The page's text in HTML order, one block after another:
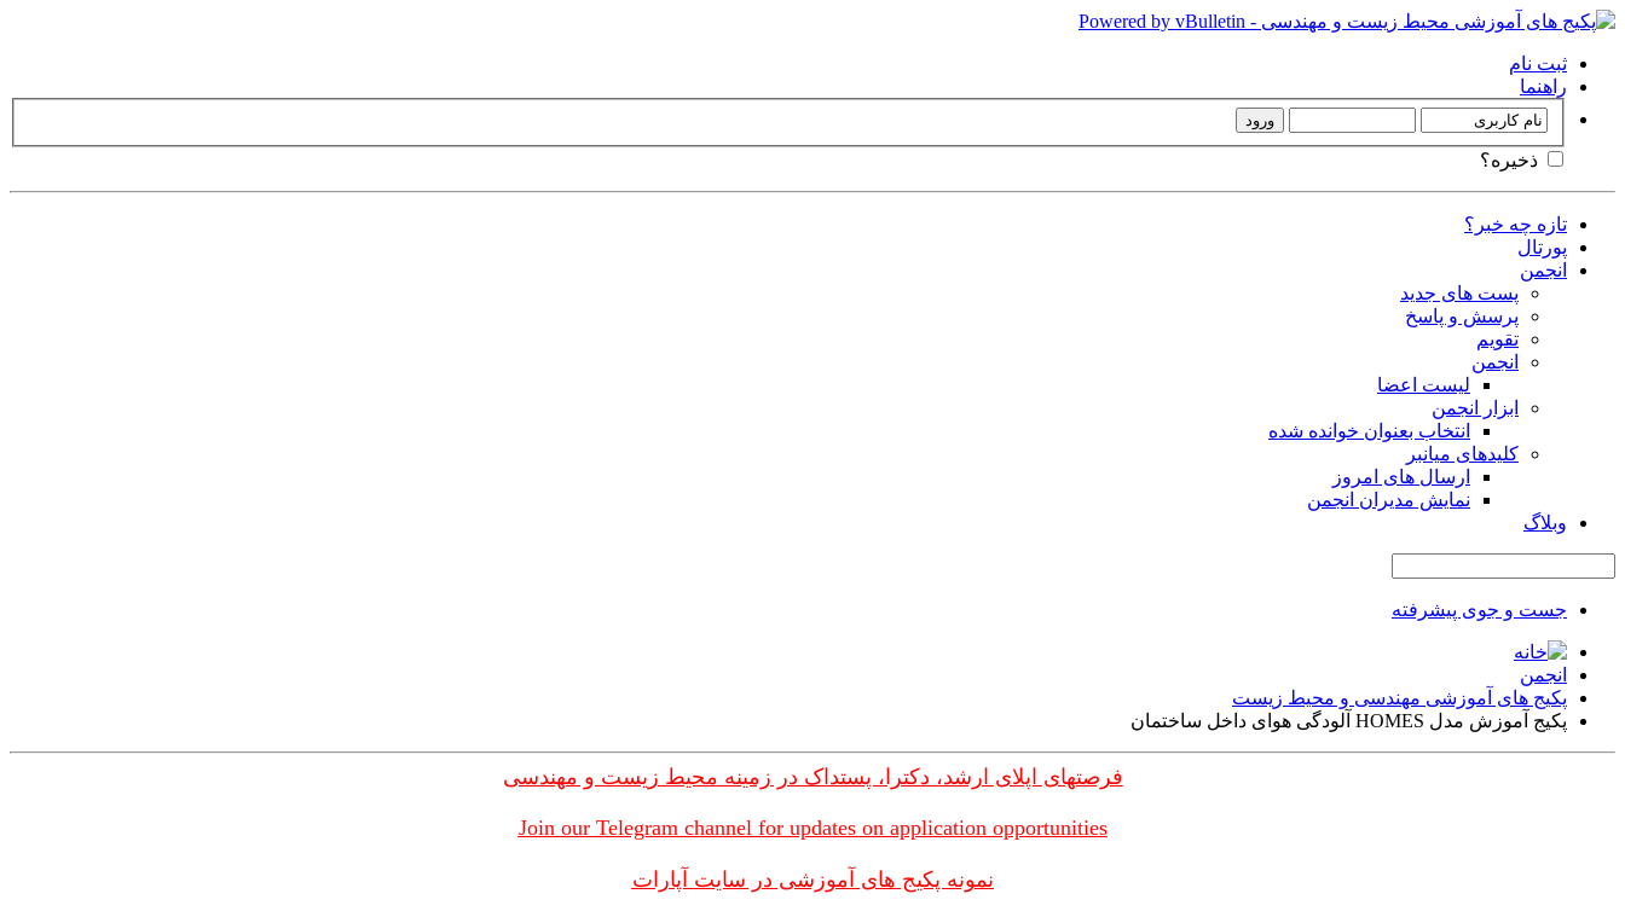
ثبت نام
راهنما
ذخیره؟
تازه چه خبر؟
پورتال
انجمن
پست های جدید
پرسش و پاسخ
تقویم
انجمن
لیست اعضا
ابزار انجمن
انتخاب بعنوان خوانده شده
کلیدهای میانبر
ارسال های امروز
نمایش مدیران انجمن
وبلاگ
جست و جوی پیشرفته
انجمن
پکیج های آموزشی مهندسی و محیط زیست
پکیج آموزش مدل HOMES آلودگی هوای داخل ساختمان
فرصتهای اپلای ارشد، دکترا، پستداک در زمینه محیط زیست و مهندسی
Join our Telegram channel for updates on application opportunities
نمونه پکیج های آموزشی در سایت آپارات